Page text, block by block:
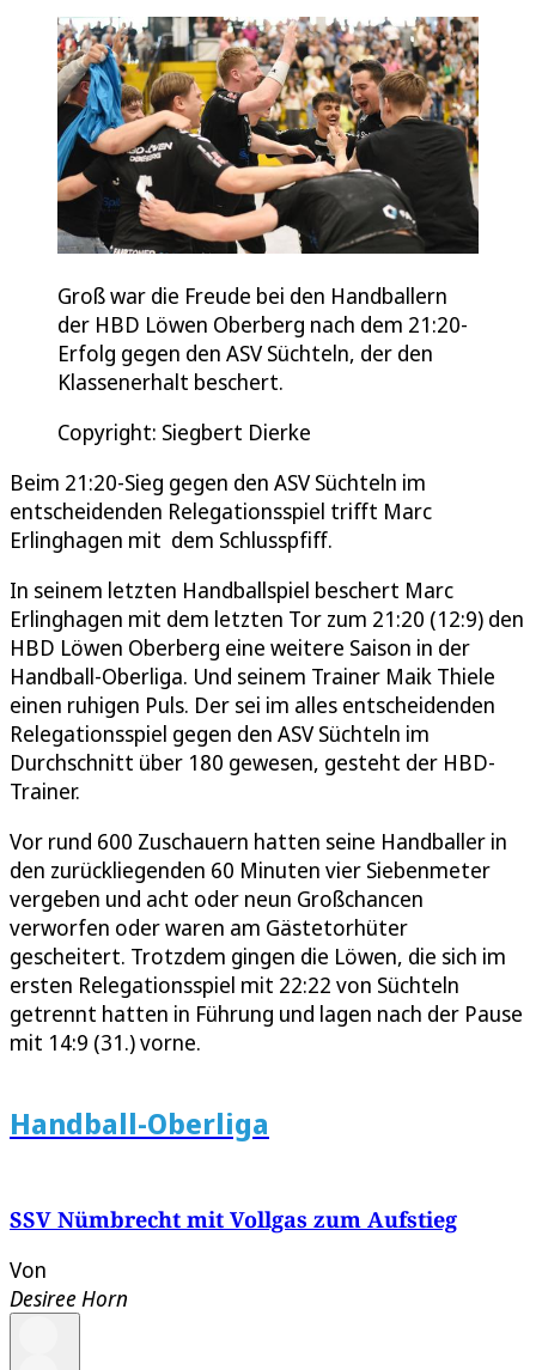
Groß war die Freude bei den Handballern
der HBD Löwen Oberberg nach dem 21:20-
Erfolg gegen den ASV Süchteln, der den
Klassenerhalt beschert.
Copyright: Siegbert Dierke
Beim 21:20-Sieg gegen den ASV Süchteln im
entscheidenden Relegationsspiel trifft Marc
Erlinghagen mit dem Schlusspfiff.
In seinem letzten Handballspiel beschert Marc
Erlinghagen mit dem letzten Tor zum 21:20 (12:9) den
HBD Löwen Oberberg eine weitere Saison in der
Handball-Oberliga. Und seinem Trainer Maik Thiele
einen ruhigen Puls. Der sei im alles entscheidenden
Relegationsspiel gegen den ASV Süchteln im
Durchschnitt über 180 gewesen, gesteht der HBD-
Trainer.
Vor rund 600 Zuschauern hatten seine Handballer in
den zurückliegenden 60 Minuten vier Siebenmeter
vergeben und acht oder neun Großchancen
verworfen oder waren am Gästetorhüter
gescheitert. Trotzdem gingen die Löwen, die sich im
ersten Relegationsspiel mit 22:22 von Süchteln
getrennt hatten in Führung und lagen nach der Pause
mit 14:9 (31.) vorne.
Handball-Oberliga
SSV Nümbrecht mit Vollgas zum Aufstieg
Von
Desiree Horn